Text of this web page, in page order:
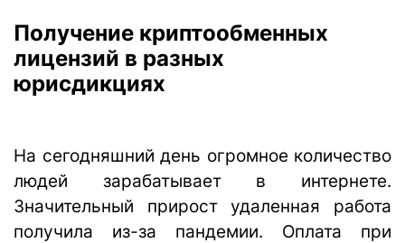
Получение криптообменных
лицензий в разных
юрисдикциях
На сегодняшний день огромное количество
людей зарабатывает в интернете.
Значительный прирост удаленная работа
получила из-за пандемии. Оплата при